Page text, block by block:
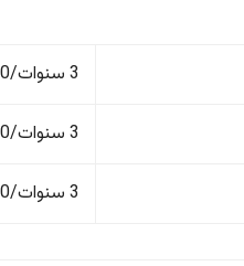
3 سنوات/100,000 كم
3 سنوات/100,000 كم
3 سنوات/100,000 كم